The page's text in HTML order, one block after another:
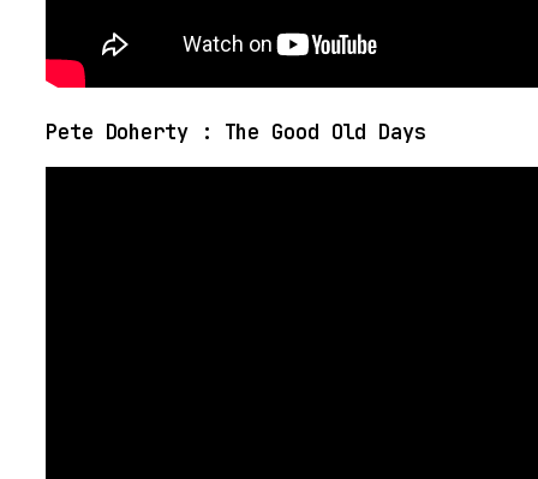
Pete Doherty : The Good Old Days